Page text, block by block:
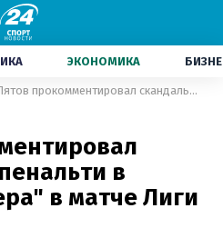
ЭКОНОМИКА
Пятов прокомментировал скандальный пенальти в ворота "Шахтера" в матче Лиги чемпионов
в
в матче Лиги